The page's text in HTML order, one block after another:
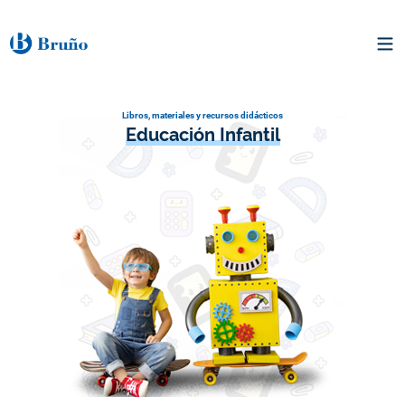
Libros, materiales y recursos didácticos
Educación Infantil